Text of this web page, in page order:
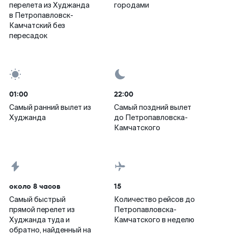
перелета из Худжанда
в Петропавловск-
Камчатский без
пересадок
городами
01:00
Самый ранний вылет из
Худжанда
22:00
Самый поздний вылет
до Петропавловска-
Камчатского
около 8 часов
Самый быстрый
прямой перелет из
Худжанда туда и
обратно, найденный на
15
Количество рейсов до
Петропавловска-
Камчатского в неделю